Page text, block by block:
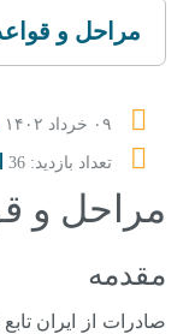
مراحل و
۰۹ خرداد ۱۴۰۲
تعداد بازدید: 36
مراحل و
مقدمه
صادرات از ایران